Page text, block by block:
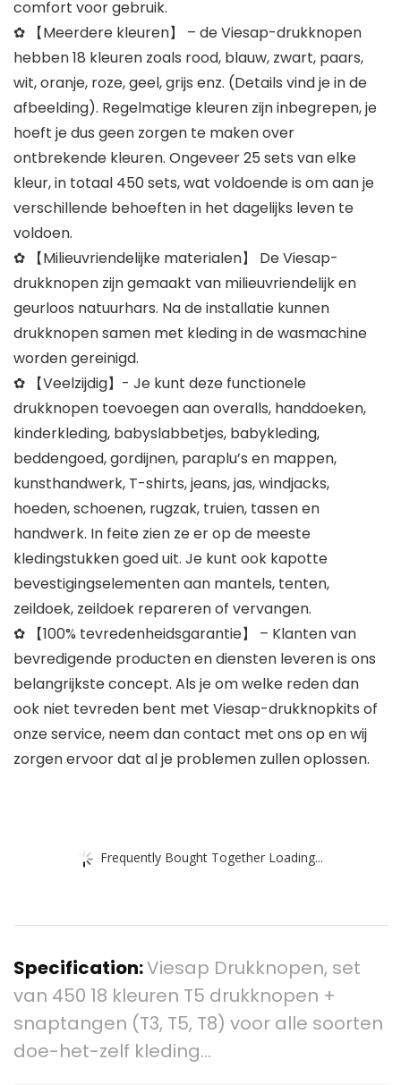
comfort voor gebruik.
✿ 【Meerdere kleuren】 – de Viesap-drukknopen
hebben 18 kleuren zoals rood, blauw, zwart, paars,
wit, oranje, roze, geel, grijs enz. (Details vind je in de
afbeelding). Regelmatige kleuren zijn inbegrepen, je
hoeft je dus geen zorgen te maken over
ontbrekende kleuren. Ongeveer 25 sets van elke
kleur, in totaal 450 sets, wat voldoende is om aan je
verschillende behoeften in het dagelijks leven te
voldoen.
✿ 【Milieuvriendelijke materialen】 De Viesap-
drukknopen zijn gemaakt van milieuvriendelijk en
geurloos natuurhars. Na de installatie kunnen
drukknopen samen met kleding in de wasmachine
worden gereinigd.
✿ 【Veelzijdig】- Je kunt deze functionele
drukknopen toevoegen aan overalls, handdoeken,
kinderkleding, babyslabbetjes, babykleding,
beddengoed, gordijnen, paraplu’s en mappen,
kunsthandwerk, T-shirts, jeans, jas, windjacks,
hoeden, schoenen, rugzak, truien, tassen en
handwerk. In feite zien ze er op de meeste
kledingstukken goed uit. Je kunt ook kapotte
bevestigingselementen aan mantels, tenten,
zeildoek, zeildoek repareren of vervangen.
✿ 【100% tevredenheidsgarantie】 – Klanten van
bevredigende producten en diensten leveren is ons
belangrijkste concept. Als je om welke reden dan
ook niet tevreden bent met Viesap-drukknopkits of
onze service, neem dan contact met ons op en wij
zorgen ervoor dat al je problemen zullen oplossen.
Frequently Bought Together Loading...
Specification:Viesap Drukknopen, set
van 450 18 kleuren T5 drukknopen +
snaptangen (T3, T5, T8) voor alle soorten
doe-het-zelf kleding…